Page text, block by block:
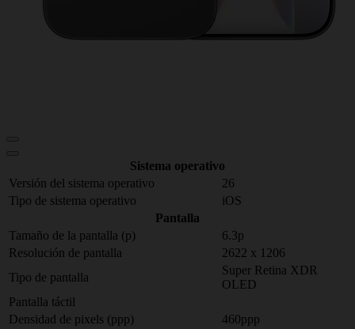
Sistema operativo
Versión del sistema operativo
26
Tipo de sistema operativo
iOS
Pantalla
Tamaño de la pantalla (p)
6.3p
Resolución de pantalla
2622 x 1206
Tipo de pantalla
Super Retina XDR
OLED
Pantalla táctil
Densidad de pixels (ppp)
460ppp